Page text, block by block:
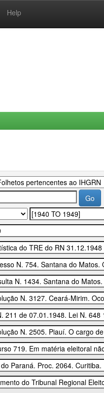
Help